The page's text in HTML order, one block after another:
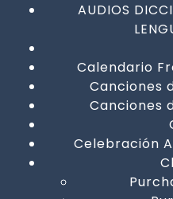
AUDIOS
Calendario
Canciones
Canciones
Celebración